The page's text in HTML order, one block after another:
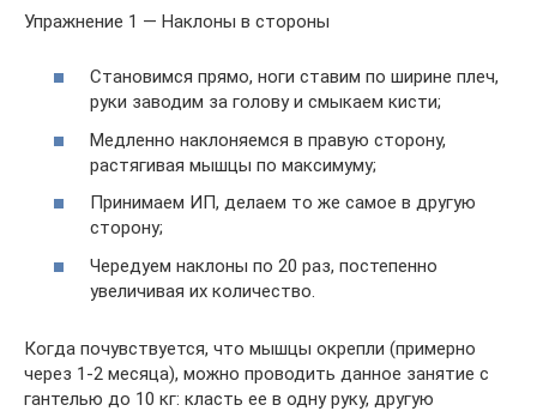
Упражнение 1 — Наклоны в стороны
Становимся прямо, ноги ставим по ширине плеч,
руки заводим за голову и смыкаем кисти;
Медленно наклоняемся в правую сторону,
растягивая мышцы по максимуму;
Принимаем ИП, делаем то же самое в другую
сторону;
Чередуем наклоны по 20 раз, постепенно
увеличивая их количество.
Когда почувствуется, что мышцы окрепли (примерно
через 1-2 месяца), можно проводить данное занятие с
гантелью до 10 кг: класть ее в одну руку, другую